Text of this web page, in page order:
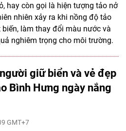
hay còn gọi là hiện tượng tảo nở
nhiên xảy ra khi nồng độ tảo
làm thay đổi màu nước và
nghiêm trọng cho môi trường.
giữ biển và vẻ đẹp
Bình Hưng ngày nắng
GMT+7